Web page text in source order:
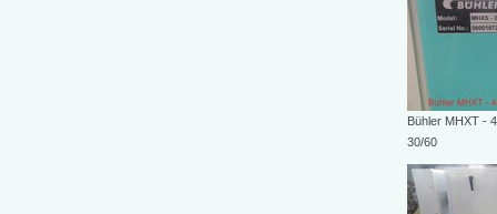
Bühler MHXT -
30/60